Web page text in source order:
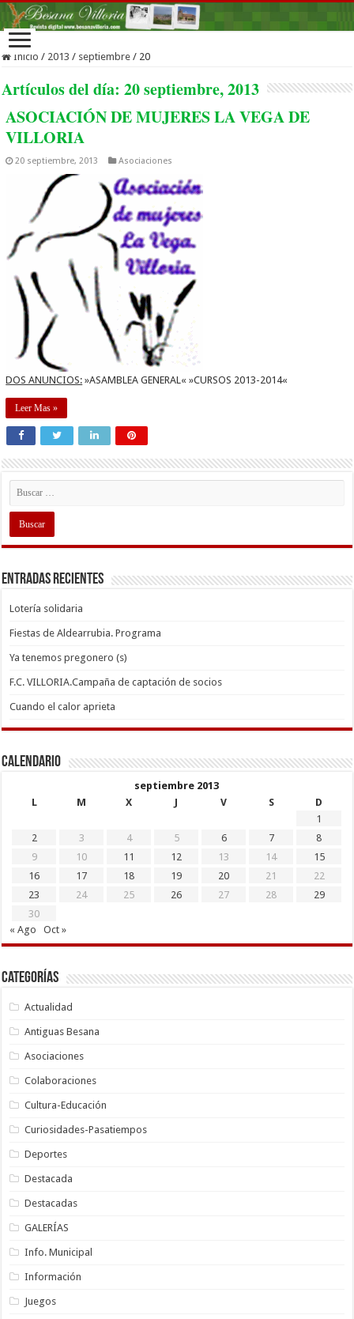
Inicio / 2013 / septiembre / 20
Artículos del día:20 septiembre, 2013
ASOCIACIÓN DE MUJERES LA VEGA DE
VILLORIA
20 septiembre, 2013 Asociaciones
DOS ANUNCIOS: »ASAMBLEA GENERAL« »CURSOS 2013-2014«
Leer Mas »
Entradas recientes
Lotería solidaria
Fiestas de Aldearrubia. Programa
Ya tenemos pregonero (s)
F.C. VILLORIA.Campaña de captación de socios
Cuando el calor aprieta
Calendario
septiembre 2013
L
M X J V S
D
1
2
3 4 5 6 7
8
9
10 11 12 13 14
15
16
17 18 19 20 21
22
23
24 25 26 27 28
29
30
« Ago
Oct »
Categorías
Actualidad
Antiguas Besana
Asociaciones
Colaboraciones
Cultura-Educación
Curiosidades-Pasatiempos
Deportes
Destacada
Destacadas
GALERÍAS
Info. Municipal
Información
Juegos